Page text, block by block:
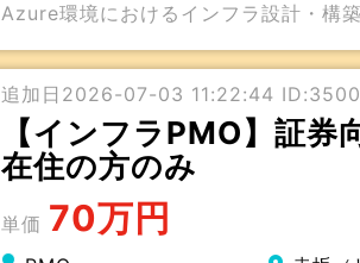
Azure環境におけるインフラ設計・構
追加日2026-07-03 11:22:44 ID:3500
【インフラPMO】証
在住の方のみ
単価 70万円